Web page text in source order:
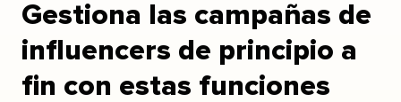
Gestiona las campañas de
influencers de principio a
fin con estas funciones​​